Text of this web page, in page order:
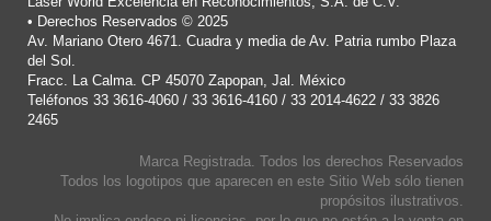
• Derechos Reservados © 2025
Av. Mariano Otero 4671. Cuadra y media de Av. Patria rumbo Plaza
del Sol.
Fracc. La Calma. CP 45070 Zapopan, Jal. México
Teléfonos 33 3616-4060 / 33 3616-4160 / 33 2014-4622 / 33 3826
2465
Marca Registrada. Todos los derechos Reservados
Todos los logotipos que aparecen en este Sitio Web sólo tienen
propósitos ilustrativos.